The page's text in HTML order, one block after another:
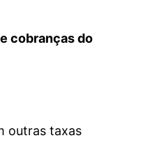
cobranças do
outras taxas